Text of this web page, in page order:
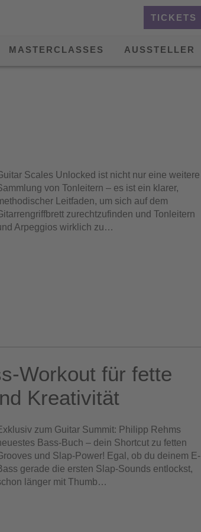
TICKETS
MASTERCLASSES AUSSTELLER
Scales Unlocked ist nicht nur eine weitere
von Tonleitern – es ist ein klarer,
Leitfaden, um sich auf dem
zurechtzufinden und Tonleitern
Arpeggios wirklich zu…
Workout für fette
Kreativität
zum Guitar Summit: Philipp Rehms
Bass-Buch – dein Shortcut zu fetten
und Slap-Power! Egal, ob du deinem E-
gerade die ersten Slap-Sounds entlockst,
länger mit Thumb…